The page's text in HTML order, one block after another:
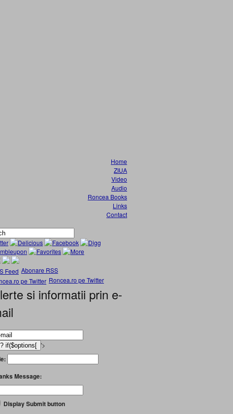
Home
ZIUA
Video
Audio
Roncea Books
Links
Contact
Abonare RSS
Roncea.ro pe Twitter
si informatii prin e-
'>
Message:
Display Submit button